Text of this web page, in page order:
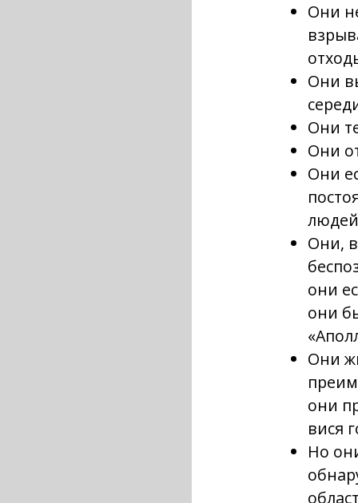
Они
Они
Они
Они
Они
Они,
они
они
Они
они
вися
Но